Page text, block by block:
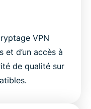
VPN
et d’un accès à
de qualité sur